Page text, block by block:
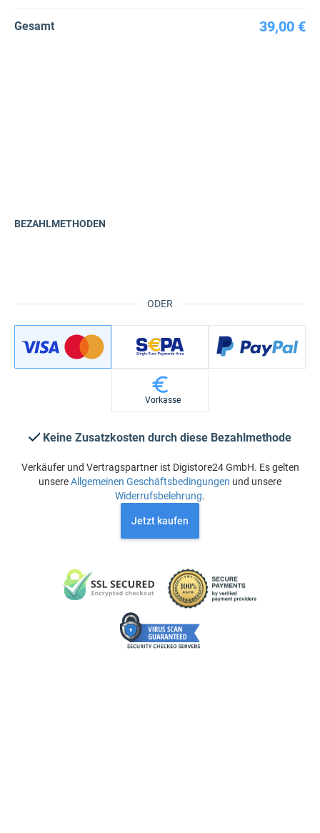
Gesamt 39,00 €
ODER
BEZAHLMETHODEN
Vorkasse
Keine Zusatzkosten durch diese Bezahlmethode
Verkäufer und Vertragspartner ist Digistore24 GmbH. Es gelten
unsereAllgemeinen Geschäftsbedingungen und unsere
Widerrufsbelehrung.
Jetzt kaufen